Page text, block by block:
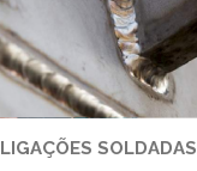
LIGAÇÕES SOLDADAS